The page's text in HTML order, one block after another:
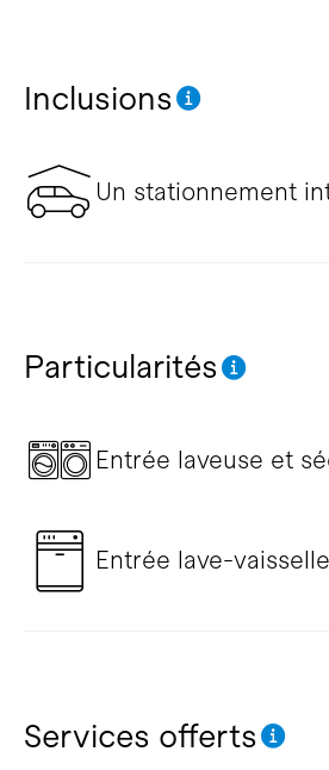
Inclusions
Un stationnement
Particularités
Entrée laveuse et
Entrée lave-vaisselle
Services offerts